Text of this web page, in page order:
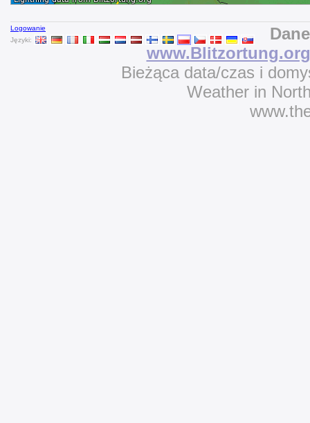
Logowanie
Języki:
www.Blitzortung.org
Bieżąca data/czas i
Weather in